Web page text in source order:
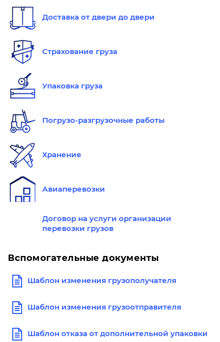
Доставка от двери до двери
Страхование груза
Упаковка груза
Погрузо-разгрузочные работы
Хранение
Авиаперевозки
Договор на услуги организации
перевозки грузов
Вспомогательные документы
Шаблон изменения грузополучателя
Шаблон изменения грузоотправителя
Шаблон отказа от дополнительной упаковки